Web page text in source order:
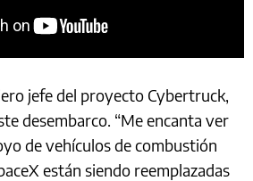
jefe del proyecto Cybertruck,
desembarco. “Me encanta ver
de vehículos de combustión
están siendo reemplazadas